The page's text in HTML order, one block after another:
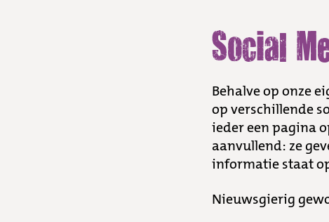
Social
Behalve op onze
op verschillende
ieder een pagina
aanvullend: ze
informatie staat
Nieuwsgierig